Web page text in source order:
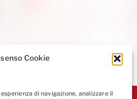
Cookie
di navigazione, analizzare il